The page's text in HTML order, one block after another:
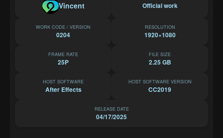
Vincent Official work
WORK CODE / VERSION
0204
RESOLUTION
1920×1080
FRAME RATE
25P
FILE SIZE
2.25 GB
HOST SOFTWARE
After Effects
HOST SOFTWARE VERSION
CC2019
RELEASE DATE
04/17/2025